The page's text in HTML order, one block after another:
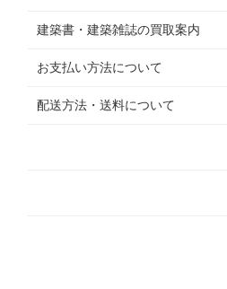
建築書・建築雑誌の買取案内
お支払い方法について
配送方法・送料について